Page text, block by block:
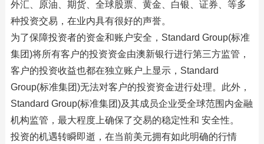
外汇、原油、期货、全球股票、黄金、白银、证券、等多
种投资交易，在业内具有很好的声誉。
为了保障投资者的资金和账户安全，Standard Group(标准
集团)将所有客户的投资资金由澳新银行进行第三方监管，
客户的投资收益也都在独立账户上显示，Standard
Group(标准集团)无法对客户的投资资金进行处理。此外，
Standard Group(标准集团)及其成员企业受全球范围内金融
机构监管，最大程度上确保了交易的稳定性和 安全性。
投资的机遇转瞬即逝，在当前美元拥有如此明确的行情